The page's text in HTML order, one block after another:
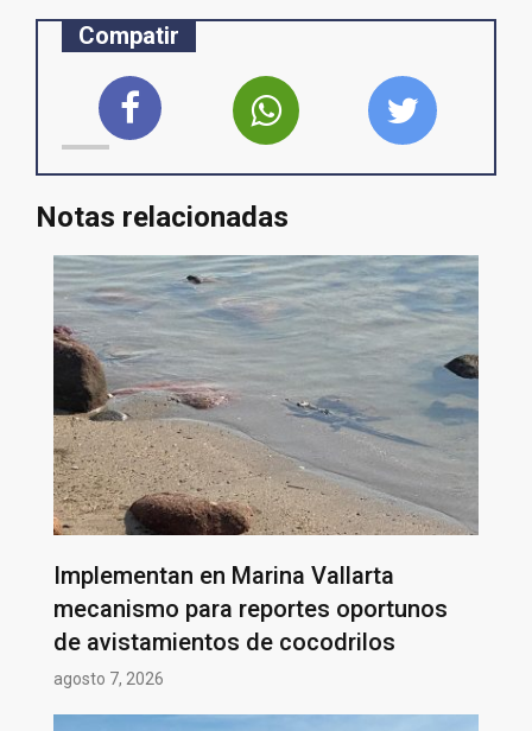
Compatir
Notas relacionadas
Implementan en Marina Vallarta
mecanismo para reportes oportunos
de avistamientos de cocodrilos
agosto 7, 2026